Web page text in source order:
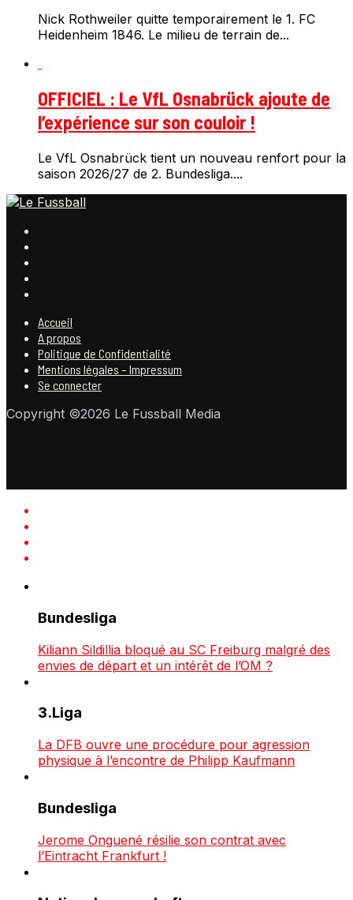
Nick Rothweiler quitte temporairement le 1. FC
Heidenheim 1846. Le milieu de terrain de...
OFFICIEL : Le VfL Osnabrück ajoute de
l’expérience sur son couloir !
Le VfL Osnabrück tient un nouveau renfort pour la
saison 2026/27 de 2. Bundesliga....
Accueil
A propos
Politique de Confidentialité
Mentions légales – Impressum
Se connecter
Copyright ©2026 Le Fussball Media
Bundesliga
Kiliann Sildillia bloqué au SC Freiburg malgré des
envies de départ et un intérêt de l’OM ?
3.Liga
La DFB ouvre une procédure pour agression
physique à l’encontre de Philipp Kaufmann
Bundesliga
Jerome Onguené résilie son contrat avec
l’Eintracht Frankfurt !